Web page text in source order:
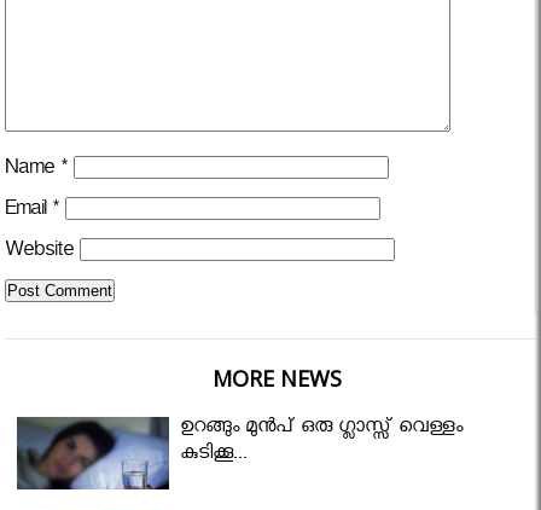
Name *
Email *
Website
MORE NEWS
ഉറങ്ങും മുന്‍പ് ഒരു ഗ്ലാസ്സ് വെള്ളം
കുടിക്കൂ...